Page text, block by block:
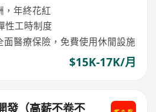
，年終花紅
性工時制度
面醫療保險，免費使用休閒設施
$15K-17K/月
發（高薪不卷不